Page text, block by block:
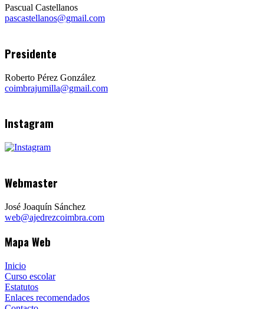
Pascual Castellanos
pascastellanos@gmail.com
Presidente
Roberto Pérez González
coimbrajumilla@gmail.com
Instagram
Webmaster
José Joaquín Sánchez
web@ajedrezcoimbra.com
Mapa Web
Inicio
Curso escolar
Estatutos
Enlaces recomendados